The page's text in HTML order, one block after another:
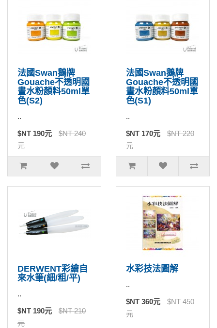
法國Swan鵝牌
Gouache不透明國
畫水粉顏料50ml單
色(S2)
..
$NT 190元
$NT 240
元
法國Swan鵝牌
Gouache不透明國
畫水粉顏料50ml單
色(S1)
..
$NT 170元
$NT 220
元
DERWENT彩繪自
來水筆(細/粗/平)
..
$NT 190元
$NT 210
元
水彩技法圖解
..
$NT 360元
$NT 450
元